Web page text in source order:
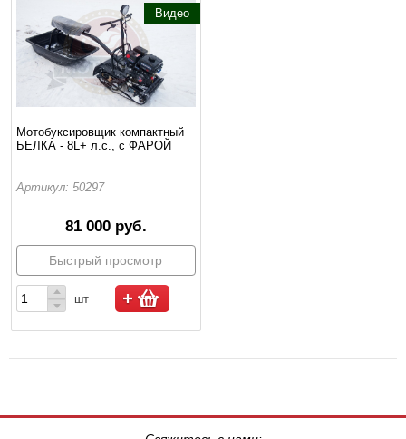
Видео
Мотобуксировщик компактный
БЕЛКА - 8L+ л.с., с ФАРОЙ
Артикул: 50297
81 000 руб.
Быстрый просмотр
шт